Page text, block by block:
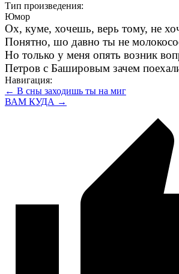
Тип произведения:
Юмор
Ох, куме, хочешь, верь тому, не
Понятно, шо давно ты не
Но только у меня опять возник
Петров с Башировым зачем
Навигация:
← В сны заходишь ты на миг
ВАМ КУДА →